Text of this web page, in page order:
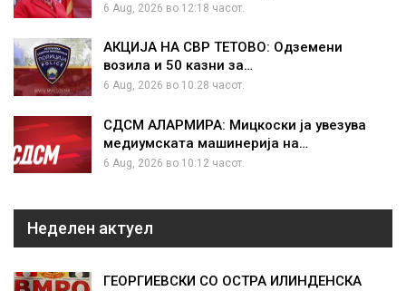
6 Aug, 2026 во 12:18 часот.
АКЦИЈА НА СВР ТЕТОВО: Одземени
возила и 50 казни за…
6 Aug, 2026 во 10:28 часот.
СДСМ АЛАРМИРА: Мицкоски ја увезува
медиумската машинерија на…
6 Aug, 2026 во 10:12 часот.
Неделен актуел
ГЕОРГИЕВСКИ СО ОСТРА ИЛИНДЕНСКА